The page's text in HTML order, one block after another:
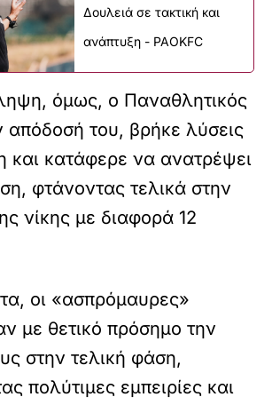
Δουλειά σε τακτική και
ανάπτυξη - PAOKFC
όμως, ο Παναθλητικός
απόδοσή του, βρήκε λύσεις
και κατάφερε να ανατρέψει
φτάνοντας τελικά στην
νίκης με διαφορά 12
οι «ασπρόμαυρες»
με θετικό πρόσημο την
στην τελική φάση,
πολύτιμες εμπειρίες και